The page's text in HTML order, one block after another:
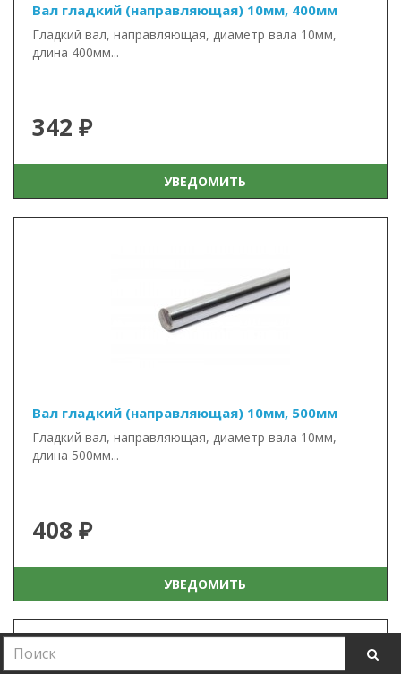
Вал гладкий (направляющая) 10мм, 400мм
Гладкий вал, направляющая, диаметр вала 10мм,
длина 400мм...
342 ₽
УВЕДОМИТЬ
Вал гладкий (направляющая) 10мм, 500мм
Гладкий вал, направляющая, диаметр вала 10мм,
длина 500мм...
408 ₽
УВЕДОМИТЬ